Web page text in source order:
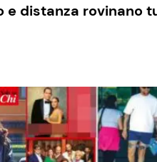
Ricette Facili e Veloci
e distanza rovinano